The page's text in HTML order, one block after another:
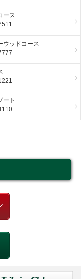
ース
ウッドコース
ート